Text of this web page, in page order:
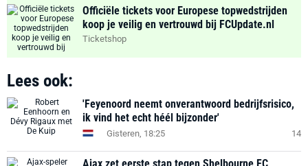
Officiële tickets voor Europese topwedstrijden
koop je veilig en vertrouwd bij FCUpdate.nl
Ticketshop
Lees ook:
'Feyenoord neemt onverantwoord bedrijfsrisico,
ik vind het echt héél bijzonder'
Gisteren, 18:25 14